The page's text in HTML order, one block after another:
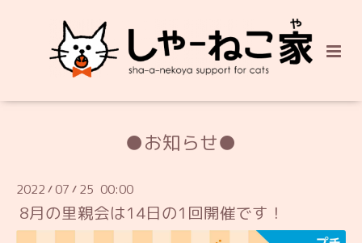
●お知らせ●
2022 / 07 / 25 00:00
8月の里親会は14日の1回開催です！